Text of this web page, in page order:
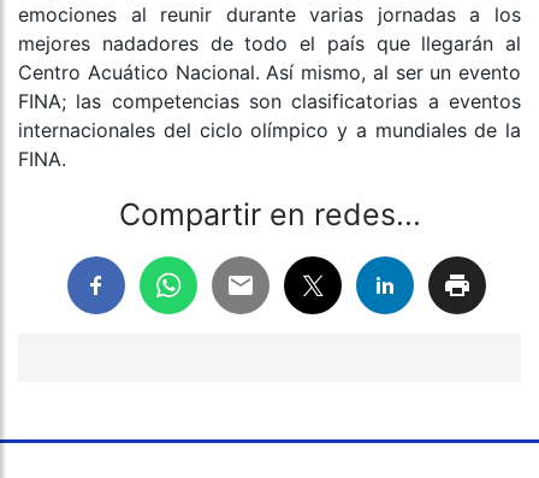
emociones al reunir durante varias jornadas a los
mejores nadadores de todo el país que llegarán al
Centro Acuático Nacional. Así mismo, al ser un evento
FINA; las competencias son clasificatorias a eventos
internacionales del ciclo olímpico y a mundiales de la
FINA.
Compartir en redes...